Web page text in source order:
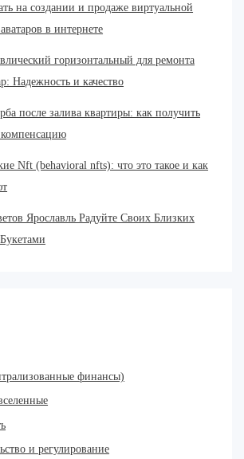
на создании и продаже виртуальной
в интернете
горизонтальный для ремонта
Надежность и качество
после залива квартиры: как получить
Nft (behavioral nfts): что это такое и как
Ярославль Радуйте Своих Близких
финансы)
и регулирование